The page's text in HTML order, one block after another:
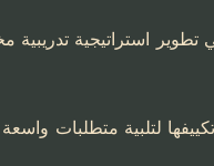
في تطوير استراتيجية
لتلبية متطلبات